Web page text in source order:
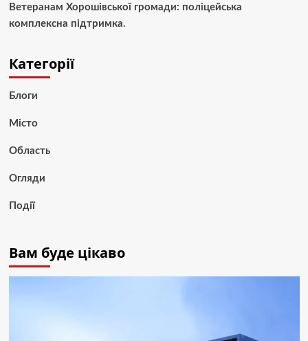
Ветеранам Хорошівської громади: поліцейська
комплексна підтримка.
Категорії
Блоги
Місто
Область
Огляди
Події
Вам буде цікаво